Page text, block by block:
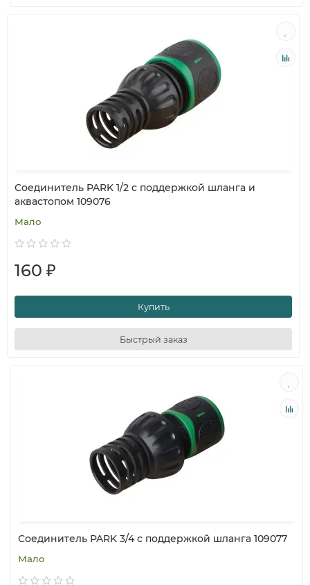
Соединитель PARK 1/2 с поддержкой шланга и
аквастопом 109076
Мало
160 ₽
Купить
Быстрый заказ
Соединитель PARK 3/4 с поддержкой шланга 109077
Мало